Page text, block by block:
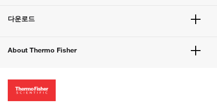
벌크 주문
고객 센터
웹사이트 개선사항
다운로드
About Thermo Fisher
투자자